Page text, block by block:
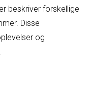
beskriver forskellige
Disse
og